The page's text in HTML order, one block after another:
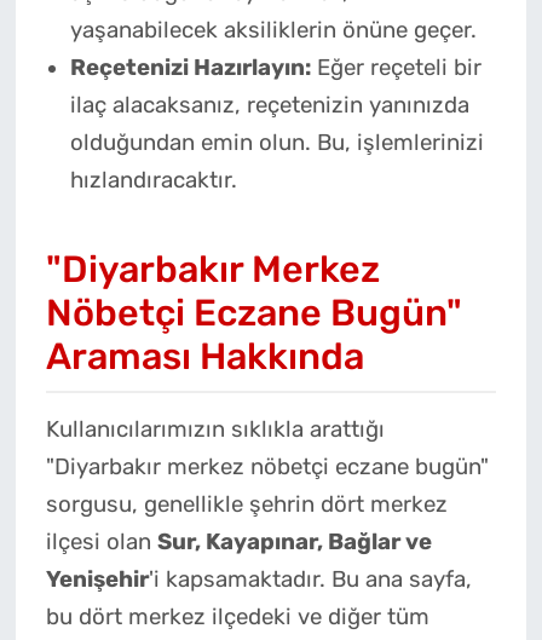
yaşanabilecek aksiliklerin önüne geçer.
Reçetenizi Hazırlayın: Eğer reçeteli bir
ilaç alacaksanız, reçetenizin yanınızda
olduğundan emin olun. Bu, işlemlerinizi
hızlandıracaktır.
"Diyarbakır Merkez
Nöbetçi Eczane Bugün"
Araması Hakkında
Kullanıcılarımızın sıklıkla arattığı
"Diyarbakır merkez nöbetçi eczane bugün"
sorgusu, genellikle şehrin dört merkez
ilçesi olanSur, Kayapınar, Bağlar ve
Yenişehir'i kapsamaktadır. Bu ana sayfa,
bu dört merkez ilçedeki ve diğer tüm